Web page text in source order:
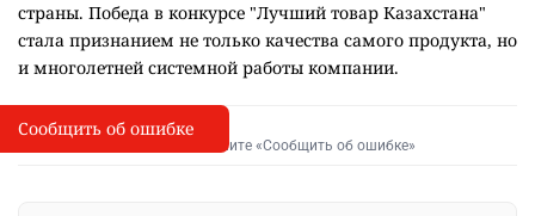
страны. Победа в конкурсе "Лучший товар Казахстана"
стала признанием не только качества самого продукта, но
и многолетней системной работы компании.
I
Сообщить об опечатке
Выделите фрагмент и нажмите «Сообщить об ошибке»
Сообщить об ошибке